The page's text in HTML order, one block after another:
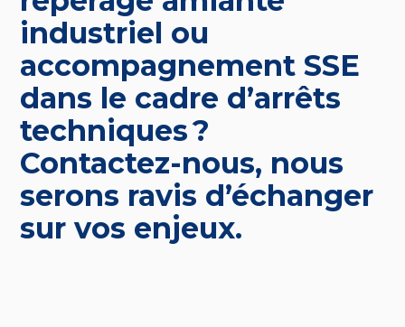
industriel ou
accompagnement SSE
dans le cadre d’arrêts
techniques ?
Contactez-nous, nous
serons ravis d’échanger
sur vos enjeux.